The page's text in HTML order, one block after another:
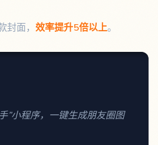
面， 效率提升5倍以上。
”小程序，一键生成朋友圈图